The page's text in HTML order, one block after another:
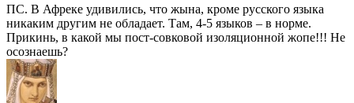
ПС. В Афреке удивились, что жына, кроме русского языка
никаким другим не обладает. Там, 4-5 языков – в норме.
Прикинь, в какой мы пост-совковой изоляционной жопе!!! Не
осознаешь?